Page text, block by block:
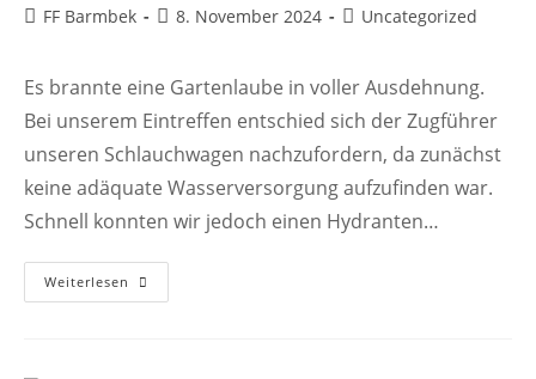
Beitrags-
FF Barmbek
Beitrag
8. November 2024
Beitrags-
Uncategorized
Es brannte eine Gartenlaube in voller Ausdehnung.
Bei unserem Eintreffen entschied sich der Zugführer
unseren Schlauchwagen nachzufordern, da zunächst
keine adäquate Wasserversorgung aufzufinden war.
Schnell konnten wir jedoch einen Hydranten…
Weiterlesen